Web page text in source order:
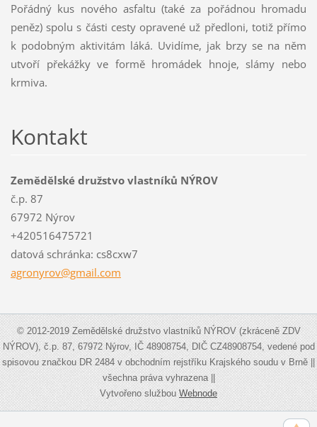
Pořádný kus nového asfaltu (také za pořádnou hromadu
peněz) spolu s části cesty opravené už předloni, totiž přímo
k podobným aktivitám láká. Uvidíme, jak brzy se na něm
utvoří překážky ve formě hromádek hnoje, slámy nebo
krmiva.
Kontakt
Zemědělské družstvo vlastníků NÝROV
č.p. 87
67972 Nýrov
+420516475721
datová schránka: cs8cxw7
agronyrov@gmail.com
© 2012-2019 Zemědělské družstvo vlastníků NÝROV (zkráceně ZDV
NÝROV), č.p. 87, 67972 Nýrov, IČ 48908754, DIČ CZ48908754, vedené pod
spisovou značkou DR 2484 v obchodním rejstříku Krajského soudu v Brně ||
všechna práva vyhrazena ||
Vytvořeno službouWebnode